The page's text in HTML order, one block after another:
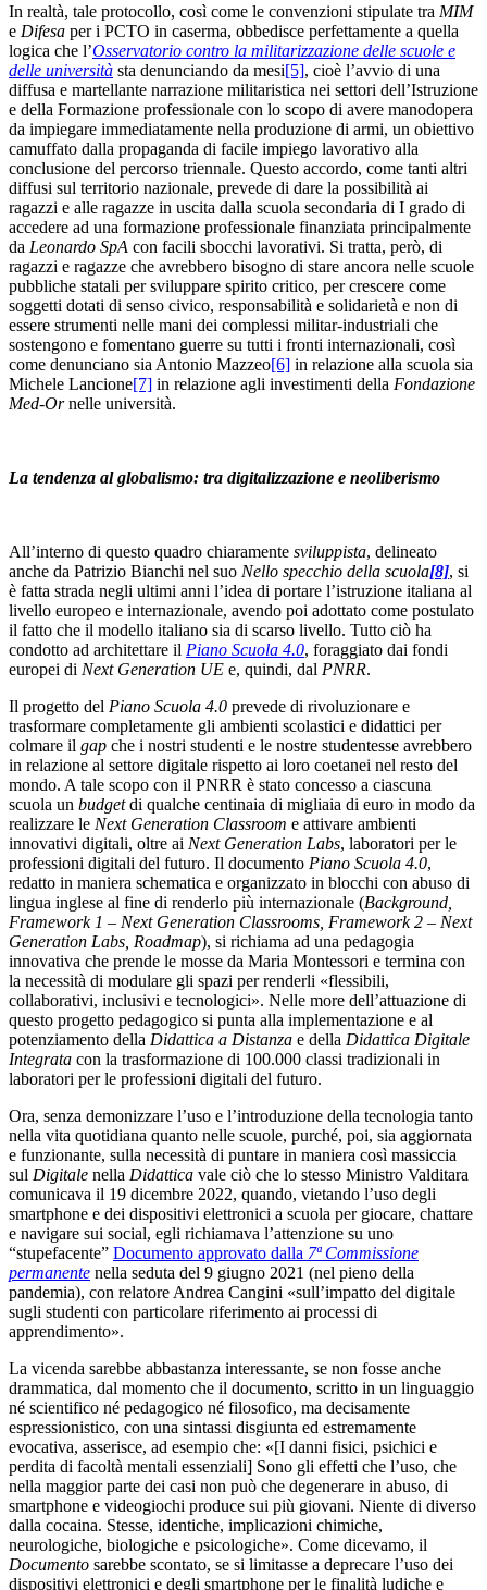
In realtà, tale protocollo, così come le convenzioni stipulate tra MIM
e Difesa per i PCTO in caserma, obbedisce perfettamente a quella
logica che l’Osservatorio contro la militarizzazione delle scuole e
delle università sta denunciando da mesi[5], cioè l’avvio di una
diffusa e martellante narrazione militaristica nei settori dell’Istruzione
e della Formazione professionale con lo scopo di avere manodopera
da impiegare immediatamente nella produzione di armi, un obiettivo
camuffato dalla propaganda di facile impiego lavorativo alla
conclusione del percorso triennale. Questo accordo, come tanti altri
diffusi sul territorio nazionale, prevede di dare la possibilità ai
ragazzi e alle ragazze in uscita dalla scuola secondaria di I grado di
accedere ad una formazione professionale finanziata principalmente
da Leonardo SpA con facili sbocchi lavorativi. Si tratta, però, di
ragazzi e ragazze che avrebbero bisogno di stare ancora nelle scuole
pubbliche statali per sviluppare spirito critico, per crescere come
soggetti dotati di senso civico, responsabilità e solidarietà e non di
essere strumenti nelle mani dei complessi militar-industriali che
sostengono e fomentano guerre su tutti i fronti internazionali, così
come denunciano sia Antonio Mazzeo[6] in relazione alla scuola sia
Michele Lancione[7] in relazione agli investimenti della Fondazione
Med-Ornelle università.
La tendenza al globalismo: tra digitalizzazione e neoliberismo
All’interno di questo quadro chiaramente sviluppista, delineato
anche da Patrizio Bianchi nel suo Nello specchio della scuola[8], si
è fatta strada negli ultimi anni l’idea di portare l’istruzione italiana al
livello europeo e internazionale, avendo poi adottato come postulato
il fatto che il modello italiano sia di scarso livello. Tutto ciò ha
condotto ad architettare il Piano Scuola 4.0, foraggiato dai fondi
europei di Next Generation UE e, quindi, dal PNRR.
Il progetto del Piano Scuola 4.0 prevede di rivoluzionare e
trasformare completamente gli ambienti scolastici e didattici per
colmare il gap che i nostri studenti e le nostre studentesse avrebbero
in relazione al settore digitale rispetto ai loro coetanei nel resto del
mondo. A tale scopo con il PNRR è stato concesso a ciascuna
scuola un budgetdi qualche centinaia di migliaia di euro in modo da
realizzare le Next Generation Classroom e attivare ambienti
innovativi digitali, oltre ai Next Generation Labs, laboratori per le
professioni digitali del futuro. Il documento Piano Scuola 4.0,
redatto in maniera schematica e organizzato in blocchi con abuso di
lingua inglese al fine di renderlo più internazionale (Background,
Framework 1 – Next Generation Classrooms, Framework 2 – Next
Generation Labs, Roadmap), si richiama ad una pedagogia
innovativa che prende le mosse da Maria Montessori e termina con
la necessità di modulare gli spazi per renderli «flessibili,
collaborativi, inclusivi e tecnologici». Nelle more dell’attuazione di
questo progetto pedagogico si punta alla implementazione e al
potenziamento della Didattica a Distanza e della Didattica Digitale
Integrata con la trasformazione di 100.000 classi tradizionali in
laboratori per le professioni digitali del futuro.
Ora, senza demonizzare l’uso e l’introduzione della tecnologia tanto
nella vita quotidiana quanto nelle scuole, purché, poi, sia aggiornata
e funzionante, sulla necessità di puntare in maniera così massiccia
sul Digitale nella Didattica vale ciò che lo stesso Ministro Valditara
comunicava il 19 dicembre 2022, quando, vietando l’uso degli
smartphone e dei dispositivi elettronici a scuola per giocare, chattare
e navigare sui social, egli richiamava l’attenzione su uno
“stupefacente” Documento approvato dalla 7ª Commissione
permanente nella seduta del 9 giugno 2021 (nel pieno della
pandemia), con relatore Andrea Cangini «sull’impatto del digitale
sugli studenti con particolare riferimento ai processi di
apprendimento».
La vicenda sarebbe abbastanza interessante, se non fosse anche
drammatica, dal momento che il documento, scritto in un linguaggio
né scientifico né pedagogico né filosofico, ma decisamente
espressionistico, con una sintassi disgiunta ed estremamente
evocativa, asserisce, ad esempio che: «[I danni fisici, psichici e
perdita di facoltà mentali essenziali] Sono gli effetti che l’uso, che
nella maggior parte dei casi non può che degenerare in abuso, di
smartphone e videogiochi produce sui più giovani. Niente di diverso
dalla cocaina. Stesse, identiche, implicazioni chimiche,
neurologiche, biologiche e psicologiche». Come dicevamo, il
Documento sarebbe scontato, se si limitasse a deprecare l’uso dei
dispositivi elettronici e degli smartphone per le finalità ludiche e